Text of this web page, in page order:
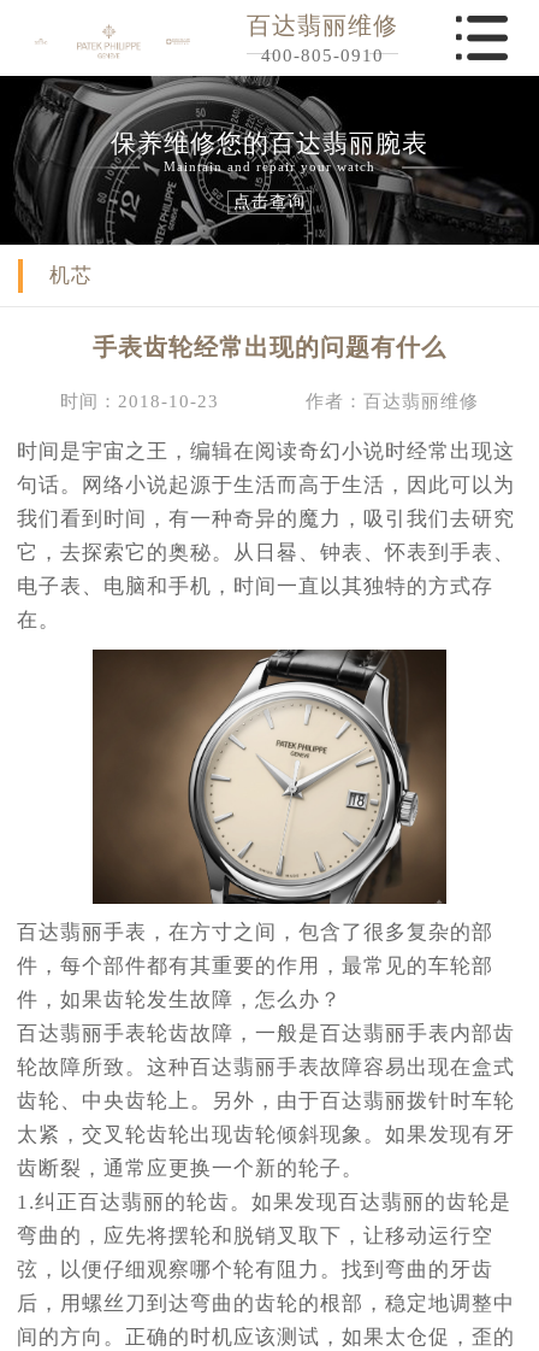
百达翡丽维修
400-805-0910
保养维修您的百达翡丽腕表
Maintain and repair your watch
点击查询
机芯
手表齿轮经常出现的问题有什么
时间：2018-10-23 作者：百达翡丽维修
时间是宇宙之王，编辑在阅读奇幻小说时经常出现这
句话。网络小说起源于生活而高于生活，因此可以为
我们看到时间，有一种奇异的魔力，吸引我们去研究
它，去探索它的奥秘。从日晷、钟表、怀表到手表、
电子表、电脑和手机，时间一直以其独特的方式存
在。
百达翡丽手表，在方寸之间，包含了很多复杂的部
件，每个部件都有其重要的作用，最常见的车轮部
件，如果齿轮发生故障，怎么办？
百达翡丽手表轮齿故障，一般是百达翡丽手表内部齿
轮故障所致。这种百达翡丽手表故障容易出现在盒式
齿轮、中央齿轮上。另外，由于百达翡丽拨针时车轮
太紧，交叉轮齿轮出现齿轮倾斜现象。如果发现有牙
齿断裂，通常应更换一个新的轮子。
1.纠正百达翡丽的轮齿。如果发现百达翡丽的齿轮是
弯曲的，应先将摆轮和脱销叉取下，让移动运行空
弦，以便仔细观察哪个轮有阻力。找到弯曲的牙齿
后，用螺丝刀到达弯曲的齿轮的根部，稳定地调整中
间的方向。正确的时机应该测试，如果太仓促，歪的